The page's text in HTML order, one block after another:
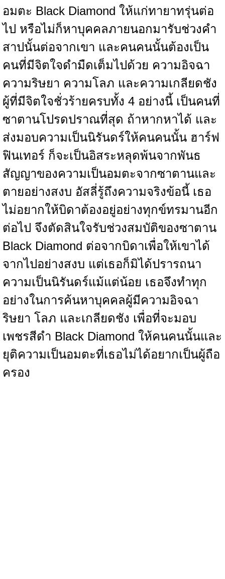
อมตะ Black Diamond ให้แก่ทายาทรุ่นต่อ
ไป หรือไม่ก็หาบุคคลภายนอกมารับช่วงคำ
สาปนั้นต่อจากเขา และคนคนนั้นต้องเป็น
คนที่มีจิตใจดำมืดเต็มไปด้วย ความอิจฉา
ความริษยา ความโลภ และความเกลียดชัง
ผู้ที่มีจิตใจชั่วร้ายครบทั้ง 4 อย่างนี้ เป็นคนที่
ซาตานโปรดปราณที่สุด ถ้าหากหาได้ และ
ส่งมอบความเป็นนิรันดร์ให้คนคนนั้น ฮาร์ฟ
ฟินเทอร์ ก็จะเป็นอิสระหลุดพ้นจากพันธ
สัญญาของความเป็นอมตะจากซาตานและ
ตายอย่างสงบ อัสลี่รู้ถึงความจริงข้อนี้ เธอ
ไม่อยากให้บิดาต้องอยู่อย่างทุกข์ทรมานอีก
ต่อไป จึงตัดสินใจรับช่วงสมบัติของซาตาน
Black Diamond ต่อจากบิดาเพื่อให้เขาได้
จากไปอย่างสงบ แต่เธอก็มิได้ปรารถนา
ความเป็นนิรันดร์แม้แต่น้อย เธอจึงทำทุก
อย่างในการค้นหาบุคคลผู้มีความอิจฉา
ริษยา โลภ และเกลียดชัง เพื่อที่จะมอบ
เพชรสีดำ Black Diamond ให้คนคนนั้นและ
ยุติความเป็นอมตะที่เธอไม่ได้อยากเป็นผู้ถือ
ครอง